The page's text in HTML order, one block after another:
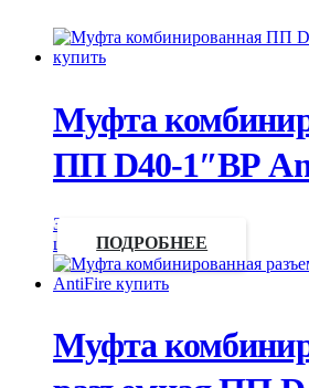
Муфта
ПП D40-1″ВР
Запросить
цену
ПОДРОБНЕЕ
Муфта